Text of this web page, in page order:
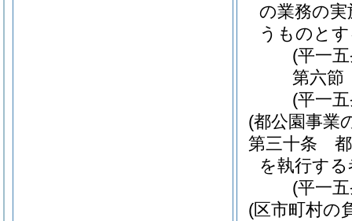
の業務の
うものと
(平一
第六節
(平一
(都公園事業
第三十条
を執行す
(平一
(区市町村の